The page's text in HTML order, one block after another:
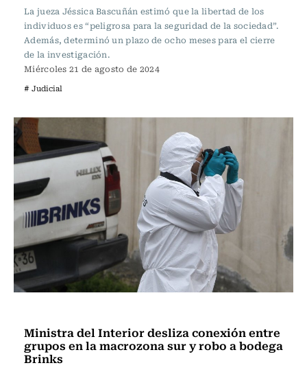
La jueza Jéssica Bascuñán estimó que la libertad de los
individuos es “peligrosa para la seguridad de la sociedad”.
Además, determinó un plazo de ocho meses para el cierre
de la investigación.
Miércoles 21 de agosto de 2024
# Judicial
Ministra del Interior desliza conexión entre
grupos en la macrozona sur y robo a bodega
Brinks